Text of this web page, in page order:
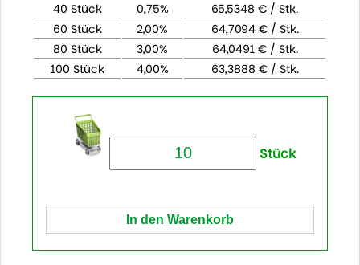
40 Stück
0,75%
65,5348 € / Stk.
60 Stück
2,00%
64,7094 € / Stk.
80 Stück
3,00%
64,0491 € / Stk.
100 Stück
4,00% 63,3888 € / Stk.
Stück